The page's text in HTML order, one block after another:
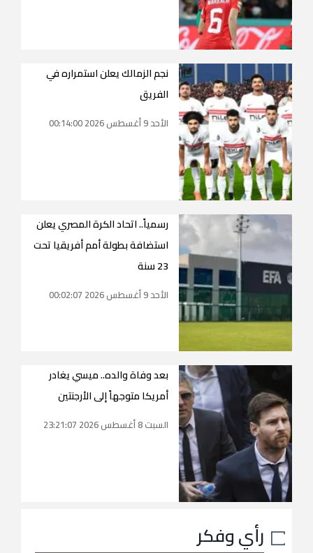
نجم الزمالك يعلن استمراره في
الفريق
الأحد 9 أغسطس 2026 00:14:00
رسمياً.. اتحاد الكرة المصري يعلن
استضافة بطولة أمم أفريقيا تحت
23 سنة
الأحد 9 أغسطس 2026 00:02:07
بعد وفاة والده.. ميسي يغادر
أمريكا متوجهاً إلى الأرجنتين
السبت 8 أغسطس 2026 23:21:07
رأي وفكر